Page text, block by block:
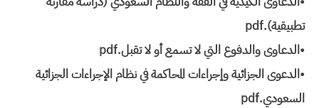
تطبيقية).pdf
•الدعاوى والدفوع التي لا تسمع أو لا تقبل.pdf
•الدعوى الجزائية وإجراءات المحاكمة في نظام الإجراءات الجزائية
السعودي.pdf